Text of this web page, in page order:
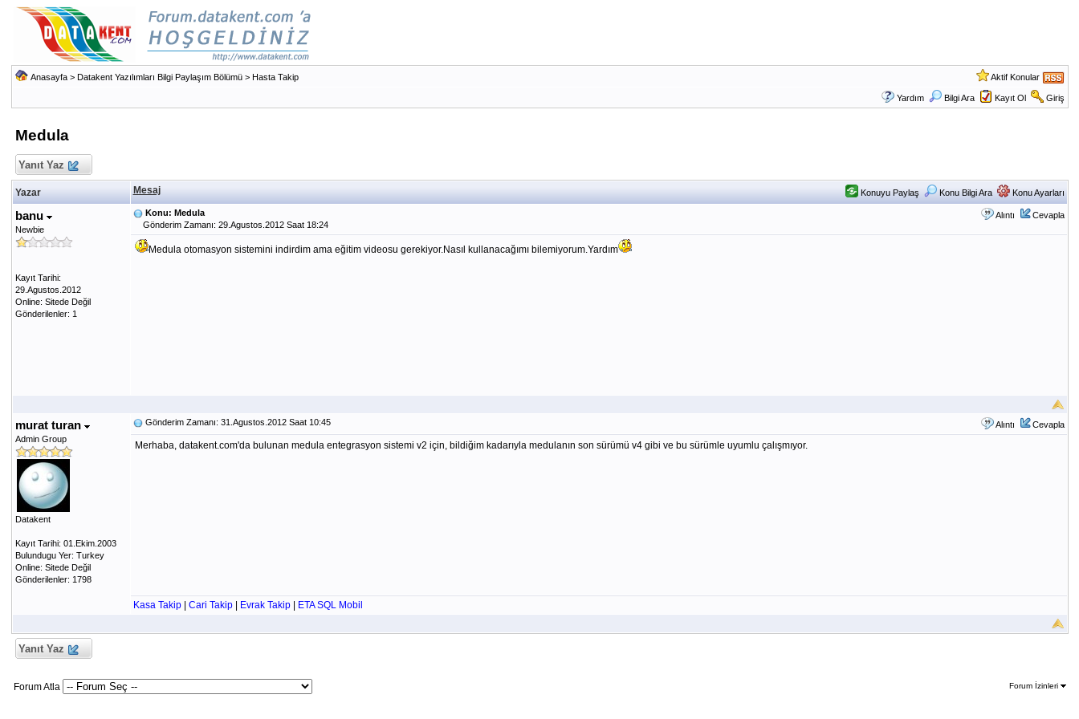
Anasayfa> Datakent Yazılımları Bilgi Paylaşım Bölümü> Hasta Takip Aktif Konular
Yardım Bilgi Ara Kayıt Ol Giriş
Medula
Yanıt Yaz
Yazar Mesaj Konuyu Paylaş Konu Bilgi Ara Konu Ayarları
banu
Newbie
Kayıt Tarihi:
29.Agustos.2012
Online: Sitede Değil
Gönderilenler: 1
Alıntı Cevapla
Konu: Medula
Gönderim Zamanı: 29.Agustos.2012 Saat 18:24
Medula otomasyon sistemini indirdim ama eğitim videosu gerekiyor.Nasıl kullanacağımı bilemiyorum.Yardım
murat turan
Admin Group
Datakent
Kayıt Tarihi: 01.Ekim.2003
Bulundugu Yer: Turkey
Online: Sitede Değil
Gönderilenler: 1798
Alıntı Cevapla
Gönderim Zamanı: 31.Agustos.2012 Saat 10:45
Merhaba, datakent.com'da bulunan medula entegrasyon sistemi v2 için, bildiğim kadarıyla medulanın son sürümü v4 gibi ve bu sürümle uyumlu çalışmıyor.
Kasa Takip| Cari Takip| Evrak Takip| ETA SQL Mobil
Yanıt Yaz
Forum Atla Forum İzinleri